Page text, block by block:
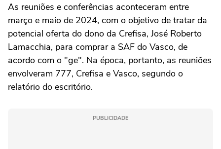
As reuniões e conferências aconteceram entre
março e maio de 2024, com o objetivo de tratar da
potencial oferta do dono da Crefisa, José Roberto
Lamacchia, para comprar a SAF do Vasco, de
acordo com o "ge". Na época, portanto, as reuniões
envolveram 777, Crefisa e Vasco, segundo o
relatório do escritório.
PUBLICIDADE